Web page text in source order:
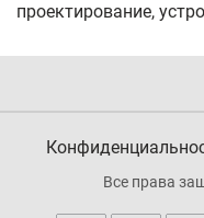
проектирование,
Все права